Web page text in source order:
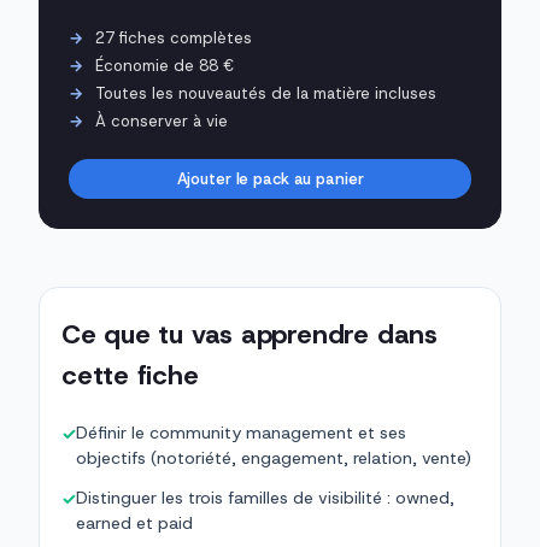
27 fiches complètes
Économie de 88 €
Toutes les nouveautés de la matière incluses
À conserver à vie
Ajouter le pack au panier
Ce que tu vas apprendre dans
cette fiche
✓Définir le community management et ses
objectifs (notoriété, engagement, relation, vente)
✓Distinguer les trois familles de visibilité : owned,
earned et paid